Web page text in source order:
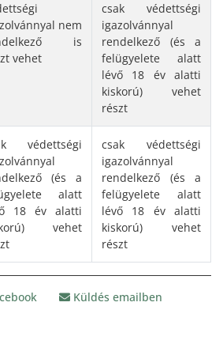
nem
is
vehet
csak védettségi
igazolvánnyal
rendelkező (és a
felügyelete alatt
lévő 18 év alatti
kiskorú) vehet
részt
védettségi
(és a
alatt
18 év alatti
vehet
csak védettségi
igazolvánnyal
rendelkező (és a
felügyelete alatt
lévő 18 év alatti
kiskorú) vehet
részt
Küldés emailben